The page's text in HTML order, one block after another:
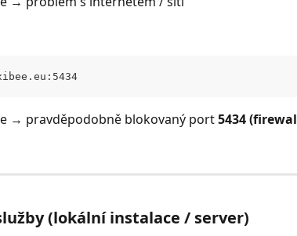
→ pravděpodobně blokovaný port 5434
(lokální instalace / server)